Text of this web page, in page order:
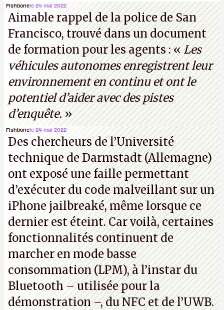
garantir une sécurité inconditionnelle entre des
parties distantes. Vous ne comprenez rien ? C’est
normal, ça fait toujours ça avec le quantique.
(Crédit photo : China Telecom)
Fishbonele 24 mai 2022
Aimable rappel de la police de San
Francisco, trouvé dans un document
de formation pour les agents : «Les
véhicules autonomes enregistrent leur
environnement en continu et ont le
potentiel d’aider avec des pistes
d’enquête.»
Fishbonele 24 mai 2022
Des chercheurs de l’Université
technique de Darmstadt (Allemagne)
ont exposé une faille permettant
d’exécuter du code malveillant sur un
iPhone jailbreaké, même lorsque ce
dernier est éteint. Car voilà, certaines
fonctionnalités continuent de
marcher en mode basse
consommation (LPM), à l’instar du
Bluetooth – utilisée pour la
démonstration –, du NFC et de l’UWB.